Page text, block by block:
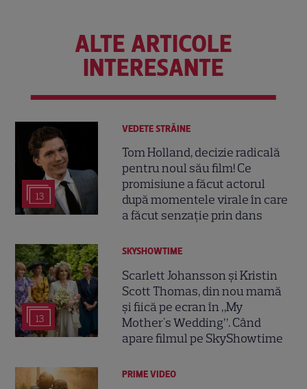
ALTE ARTICOLE
INTERESANTE
13
VEDETE STRĂINE
Tom Holland, decizie radicală
pentru noul său film! Ce
promisiune a făcut actorul
după momentele virale în care
a făcut senzație prin dans
13
SKYSHOWTIME
Scarlett Johansson și Kristin
Scott Thomas, din nou mamă
și fiică pe ecran în „My
Mother's Wedding”. Când
apare filmul pe SkyShowtime
PRIME VIDEO